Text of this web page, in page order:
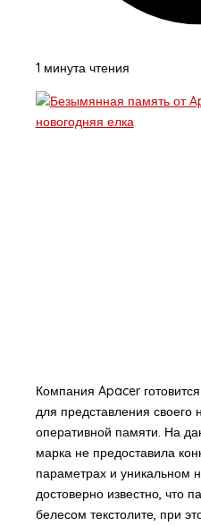
1 минута чтения
Компания Apacer
для представления своего
оперативной памяти. На
марка не предоставила
параметрах и уникальном
достоверно известно, что
белесом текстолите, при